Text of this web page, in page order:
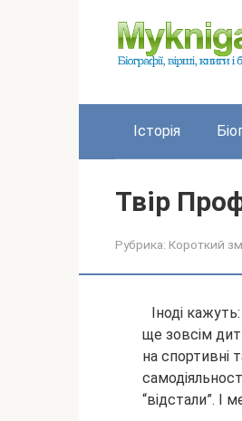
Історія
Твір
Рубрика: Короткий
Іноді
ще зовсім
на спортивні
“відстали”. І